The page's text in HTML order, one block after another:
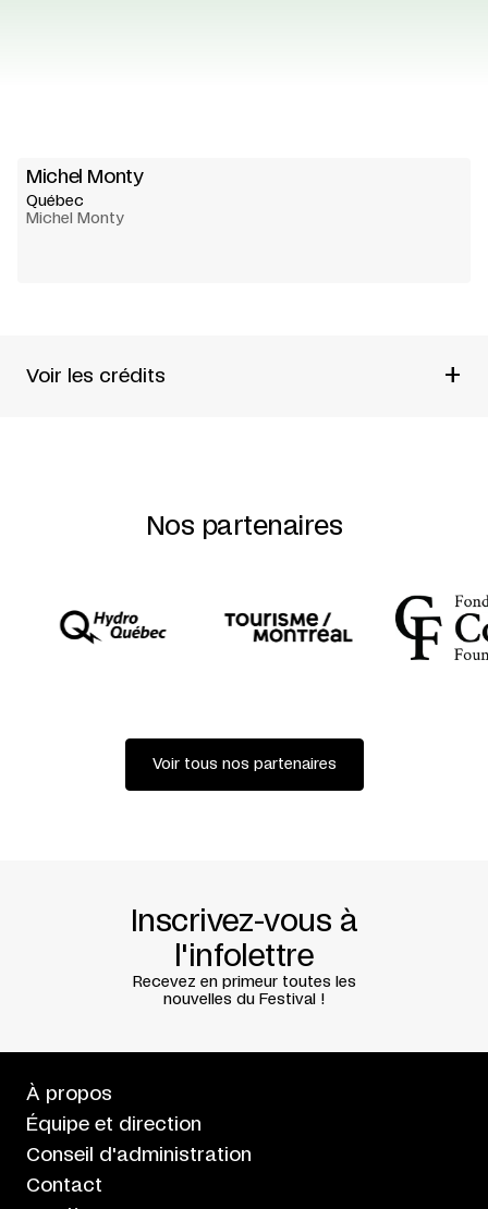
Michel Monty
Québec
Michel Monty
Voir les crédits +
Nos partenaires
Voir tous nos partenaires
Inscrivez-vous à
l'infolettre
Recevez en primeur toutes les
nouvelles du Festival !
À propos
Équipe et direction
Conseil d'administration
Contact